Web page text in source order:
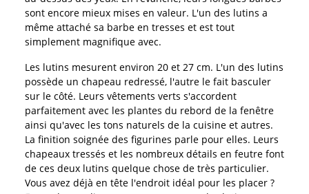
sont encore mieux mises en valeur. L'un des lutins a
même attaché sa barbe en tresses et est tout
simplement magnifique avec.
Les lutins mesurent environ 20 et 27 cm. L'un des lutins
possède un chapeau redressé, l'autre le fait basculer
sur le côté. Leurs vêtements verts s'accordent
parfaitement avec les plantes du rebord de la fenêtre
ainsi qu'avec les tons naturels de la cuisine et autres.
La finition soignée des figurines parle pour elles. Leurs
chapeaux tressés et les nombreux détails en feutre font
de ces deux lutins quelque chose de très particulier.
Vous avez déjà en tête l'endroit idéal pour les placer ?